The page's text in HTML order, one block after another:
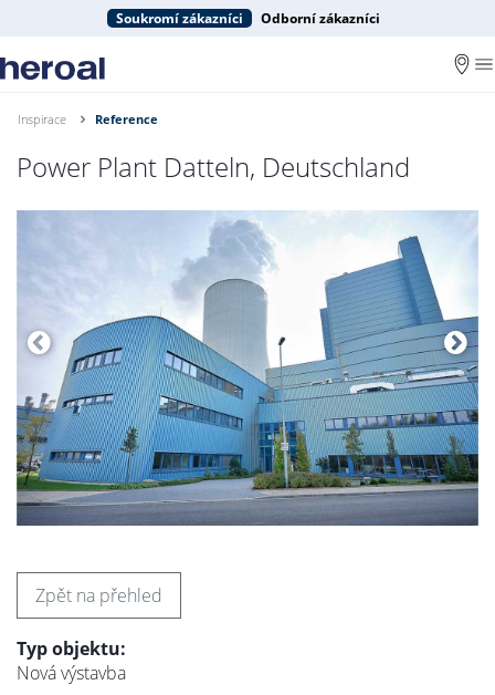
Soukromí zákazníci Odborní zákazníci
Inspirace Reference
Power Plant Datteln, Deutschland
Zpět na přehled
Typ objektu:
Nová výstavba